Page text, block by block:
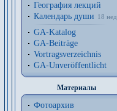
География лекций
Календарь души
18 нед.
GA-Katalog
GA-Beiträge
Vortragsverzeichnis
GA-Unveröffentlicht
Материалы
Фотоархив